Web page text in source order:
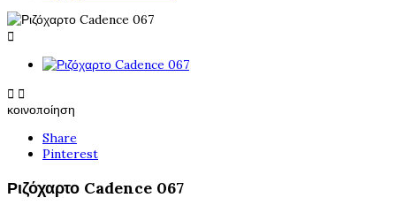

 
κοινοποίηση
Share
Pinterest
Ριζόχαρτο Cadence 067